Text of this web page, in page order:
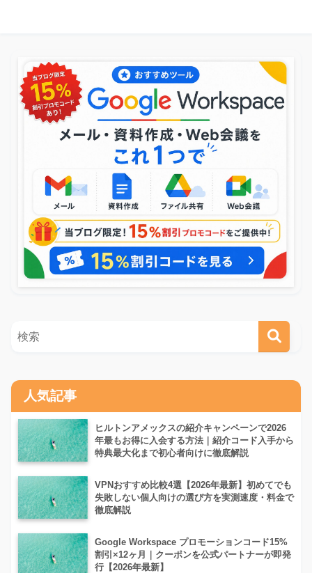
人気記事
ヒルトンアメックスの紹介キャンペーンで2026
年最もお得に入会する方法｜紹介コード入手から
特典最大化まで初心者向けに徹底解説
VPNおすすめ比較4選【2026年最新】初めてでも
失敗しない個人向けの選び方を実測速度・料金で
徹底解説
Google Workspace プロモーションコード15%
割引×12ヶ月｜クーポンを公式パートナーが即発
行【2026年最新】